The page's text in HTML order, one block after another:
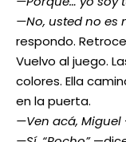
—No, usted no es
respondo.
Vuelvo al juego.
colores. Ella
en la puerta.
—Ven acá, Miguel